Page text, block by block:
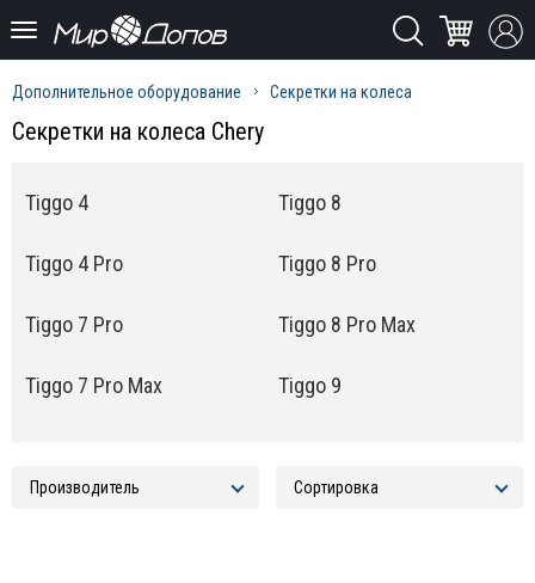
Дополнительное оборудование Секретки на колеса
Секретки на колеса Chery
Tiggo 4
Tiggo 4 Pro
Tiggo 7 Pro
Tiggo 7 Pro Max
Tiggo 8
Tiggo 8 Pro
Tiggo 8 Pro Max
Tiggo 9